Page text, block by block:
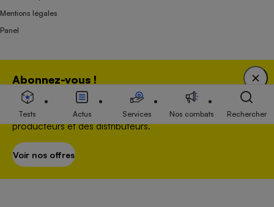
Abonnez-vous !
Bénéficiez d'une expertise unique tout en soutenant
une association 100 % indépendante de l'Etat, des
producteurs et des distributeurs.
Voir nos offres
Mentions légales
Panel
Association indépendante de l’État, des syndicats, des producteurs et des
distributeurs depuis 1951.
Tests Actus Services Nos combats Rechercher